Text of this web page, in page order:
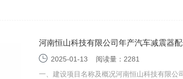
河南恒山科技有限公司年产汽车减震器
建筑机械设备10万套项目环境影响报告书
2025-01-13
阅读量：2281
一、建设项目名称及概况河南恒山科技有限